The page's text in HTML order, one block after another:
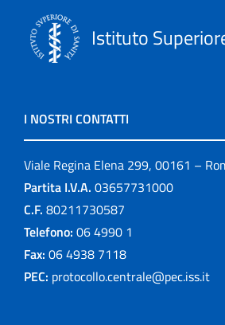
Istituto
I NOSTRI CONTATTI
Viale Regina Elena 299, 00161 –
Partita I.V.A. 03657731000
C.F. 80211730587
Telefono: 06 4990 1
Fax: 06 4938 7118
PEC: protocollo.centrale@pec.iss.it